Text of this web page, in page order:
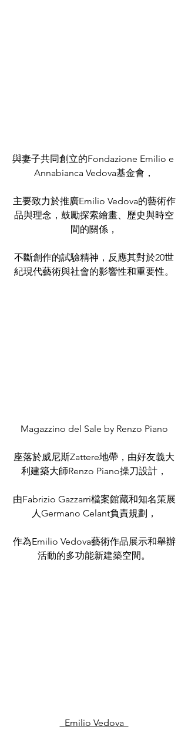
與妻子共同創立的Fondazione Emilio e
Annabianca Vedova基金會，
主要致力於推廣Emilio Vedova的藝術作
品與理念，鼓勵探索繪畫、歷史與時空
間的關係，
不斷創作的試驗精神，反應其對於20世
紀現代藝術與社會的影響性和重要性。
  Magazzino del Sale by Renzo Piano
座落於威尼斯Zattere地帶，由好友義大
利建築大師Renzo Piano操刀設計，
由Fabrizio Gazzarri檔案館藏和知名策展
人Germano Celant負責規劃，
作為Emilio Vedova藝術作品展示和舉辦
活動的多功能新建築空間。
  Emilio Vedova